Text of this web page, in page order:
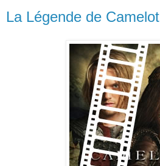
La Légende de Camelot